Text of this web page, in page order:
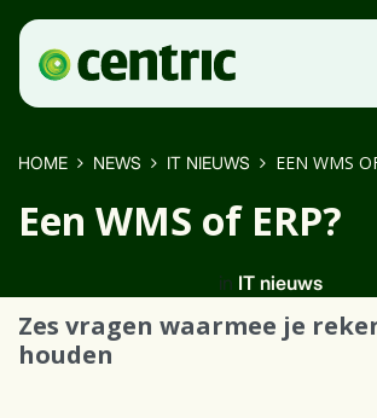
Overslaan naar inhoud
HOME NEWS IT NIEUWS EEN WMS
Een WMS of ERP?
in IT nieuws
Zes vragen waarmee je
houden